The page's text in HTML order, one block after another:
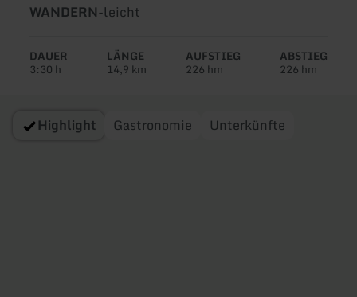
Art
Tour:
WANDERN-Schwierigkeit:
leicht
DAUER
3:30 h
LÄNGE
14,9 km
AUFSTIEG
226 hm
ABSTIEG
226 hm
Highlight Gastronomie Unterkünfte